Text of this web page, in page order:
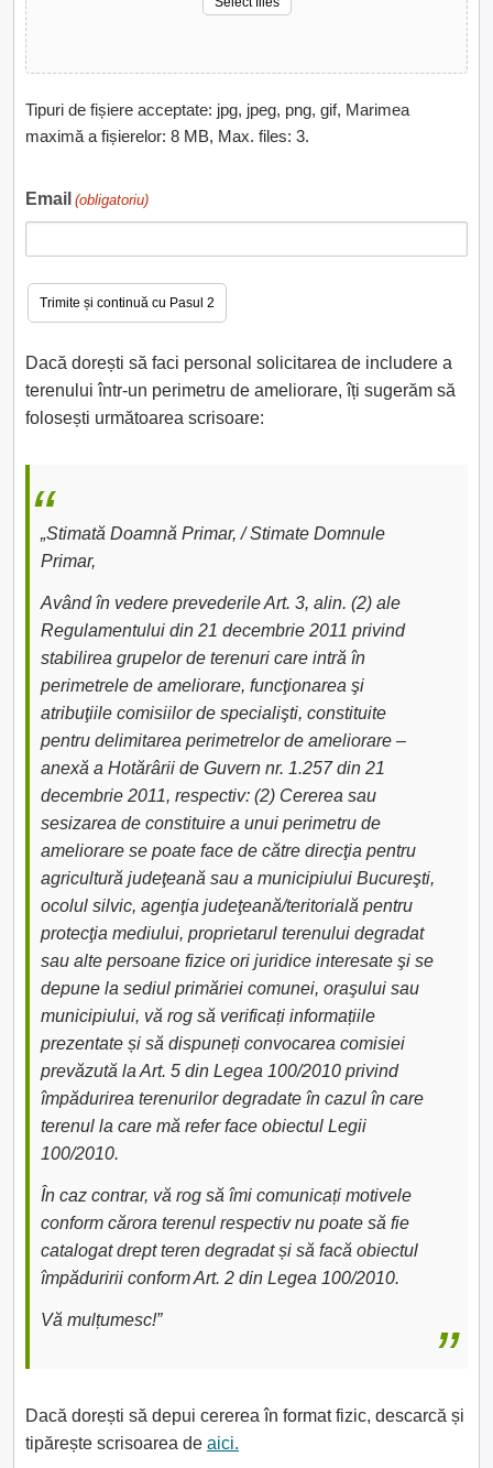
Tipuri de fișiere acceptate: jpg, jpeg, png, gif, Marimea
maximă a fișierelor: 8 MB, Max. files: 3.
Email (obligatoriu)
Dacă dorești să faci personal solicitarea de includere a
terenului într-un perimetru de ameliorare, îți sugerăm să
folosești următoarea scrisoare:
„Stimată Doamnă Primar, / Stimate Domnule
Primar,
Având în vedere prevederile Art. 3, alin. (2) ale
Regulamentului din 21 decembrie 2011 privind
stabilirea grupelor de terenuri care intră în
perimetrele de ameliorare, funcţionarea şi
atribuţiile comisiilor de specialişti, constituite
pentru delimitarea perimetrelor de ameliorare –
anexă a Hotărârii de Guvern nr. 1.257 din 21
decembrie 2011, respectiv: (2) Cererea sau
sesizarea de constituire a unui perimetru de
ameliorare se poate face de către direcţia pentru
agricultură judeţeană sau a municipiului Bucureşti,
ocolul silvic, agenţia judeţeană/teritorială pentru
protecţia mediului, proprietarul terenului degradat
sau alte persoane fizice ori juridice interesate şi se
depune la sediul primăriei comunei, oraşului sau
municipiului, vă rog să verificați informațiile
prezentate și să dispuneți convocarea comisiei
prevăzută la Art. 5 din Legea 100/2010 privind
împădurirea terenurilor degradate în cazul în care
terenul la care mă refer face obiectul Legii
100/2010.
În caz contrar, vă rog să îmi comunicați motivele
conform cărora terenul respectiv nu poate să fie
catalogat drept teren degradat și să facă obiectul
împăduririi conform Art. 2 din Legea 100/2010.
Vă mulțumesc!”
Dacă dorești să depui cererea în format fizic, descarcă și
tipărește scrisoarea de aici.